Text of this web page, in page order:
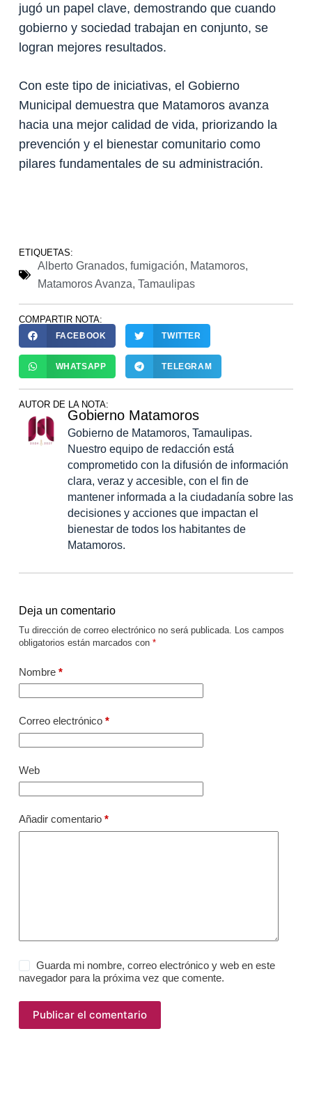
jugó un papel clave, demostrando que cuando
gobierno y sociedad trabajan en conjunto, se
logran mejores resultados.
Con este tipo de iniciativas, el Gobierno
Municipal demuestra que Matamoros avanza
hacia una mejor calidad de vida, priorizando la
prevención y el bienestar comunitario como
pilares fundamentales de su administración.
ETIQUETAS:
Alberto Granados, fumigación, Matamoros,
Matamoros Avanza, Tamaulipas
COMPARTIR NOTA:
FACEBOOK TWITTER
WHATSAPP TELEGRAM
AUTOR DE LA NOTA:
Gobierno Matamoros
Gobierno de Matamoros, Tamaulipas.
Nuestro equipo de redacción está
comprometido con la difusión de información
clara, veraz y accesible, con el fin de
mantener informada a la ciudadanía sobre las
decisiones y acciones que impactan el
bienestar de todos los habitantes de
Matamoros.
Deja un comentario
Tu dirección de correo electrónico no será publicada.
Los campos
obligatorios están marcados con *
Nombre*
Correo electrónico*
Web
Añadir comentario*
Guarda mi nombre, correo electrónico y web en este
navegador para la próxima vez que comente.
Publicar el comentario